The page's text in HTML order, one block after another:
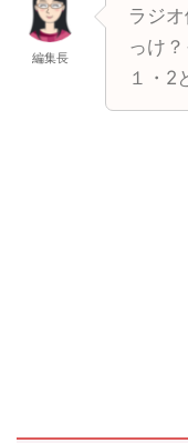
編集長
ラジ
っけ
１・2